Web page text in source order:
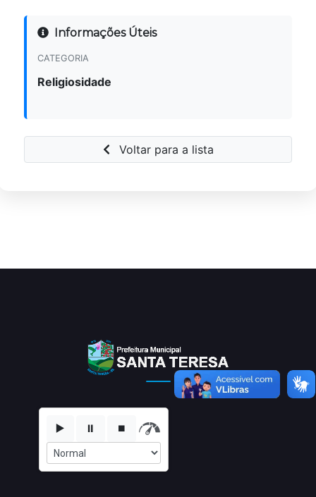
Informações Úteis
CATEGORIA
Religiosidade
Voltar para a lista
▶️ ⏸️ ⏹️